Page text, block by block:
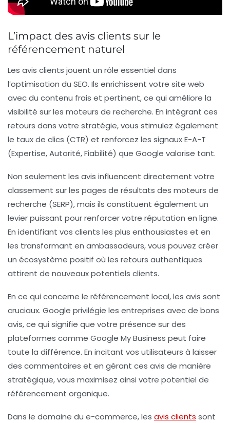
L’impact des avis clients sur le
référencement naturel
Les avis clients jouent un rôle essentiel dans
l’optimisation du SEO. Ils enrichissent votre site web
avec du contenu frais et pertinent, ce qui améliore la
visibilité sur les moteurs de recherche. En intégrant ces
retours dans votre stratégie, vous stimulez également
le taux de clics (CTR) et renforcez les signauxE-A-T
(Expertise, Autorité, Fiabilité) que Google valorise tant.
Non seulement les avis influencent directement votre
classement sur les pages de résultats des moteurs de
recherche (SERP), mais ils constituent également un
levier puissant pour renforcer votre réputation en ligne.
En identifiant vos clients les plus enthousiastes et en
les transformant en ambassadeurs, vous pouvez créer
un écosystème positif où les retours authentiques
attirent de nouveaux potentiels clients.
En ce qui concerne le référencement local, les avis sont
cruciaux. Google privilégie les entreprises avec de bons
avis, ce qui signifie que votre présence sur des
plateformes comme Google My Business peut faire
toute la différence. En incitant vos utilisateurs à laisser
des commentaires et en gérant ces avis de manière
stratégique, vous maximisez ainsi votre potentiel de
référencement organique.
Dans le domaine du e-commerce, les avis clients sont